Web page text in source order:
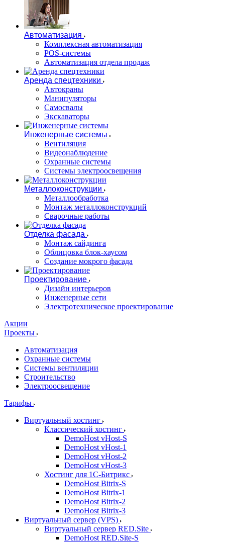
Автоматизация
Комплексная автоматизация
POS-системы
Автоматизация отдела продаж
Аренда спецтехники
Автокраны
Манипуляторы
Самосвалы
Экскаваторы
Инженерные системы
Вентиляция
Видеонаблюдение
Охранные системы
Системы электроосвещения
Металлоконструкции
Металлообработка
Монтаж металлоконструкций
Сварочные работы
Отделка фасада
Монтаж сайдинга
Облицовка блок-хаусом
Создание мокрого фасада
Проектирование
Дизайн интерьеров
Инженерные сети
Электротехническое проектирование
Акции
Проекты
Автоматизация
Охранные системы
Системы вентиляции
Строительство
Электроосвещение
Тарифы
Виртуальный хостинг
Классический хостинг
DemoHost vHost-S
DemoHost vHost-1
DemoHost vHost-2
DemoHost vHost-3
Хостинг для 1С-Битрикс
DemoHost Bitrix-S
DemoHost Bitrix-1
DemoHost Bitrix-2
DemoHost Bitrix-3
Виртуальный сервер (VPS)
Виртуальный сервер RED.Site
DemoHost RED.Site-S